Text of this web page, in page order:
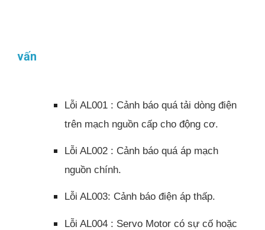
vấn
Lỗi AL001 : Cảnh báo quá tải dòng điện
trên mạch nguồn cấp cho động cơ.
Lỗi AL002 : Cảnh báo quá áp mạch
nguồn chính.
Lỗi AL003: Cảnh báo điện áp thấp.
Lỗi AL004 : Servo Motor có sự cố hoặc